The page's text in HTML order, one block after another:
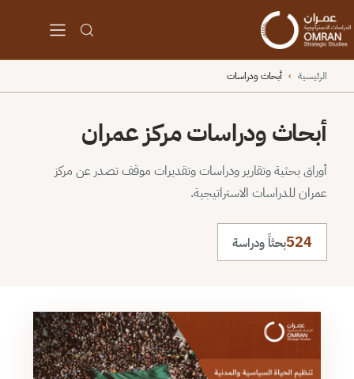
الرئيسية › أبحاث ودراسات
أبحاث ودراسات مركز عمران
أوراق بحثية وتقارير ودراسات وتقديرات موقف تصدر عن مركز
عمران للدراسات الاستراتيجية.
524بحثاً ودراسة